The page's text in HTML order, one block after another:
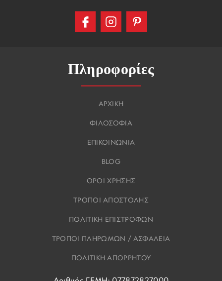
Πληροφορίες
ΑΡΧΙΚΗ
ΦΙΛΟΣΟΦΙΑ
ΕΠΙΚΟΙΝΩΝΙΑ
BLOG
ΟΡΟΙ ΧΡΗΣΗΣ
ΤΡΟΠΟΙ ΑΠΟΣΤΟΛΗΣ
ΠΟΛΙΤΙΚΗ ΕΠΙΣΤΡΟΦΩΝ
ΤΡΟΠΟΙ ΠΛΗΡΩΜΩΝ / ΑΣΦΑΛΕΙΑ
ΠΟΛΙΤΙΚΗ ΑΠΟΡΡΗΤΟΥ